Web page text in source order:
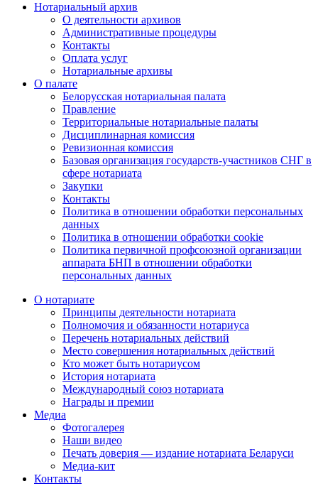
Нотариальный архив
О деятельности архивов
Административные процедуры
Контакты
Оплата услуг
Нотариальные архивы
О палате
Белорусская нотариальная палата
Правление
Территориальные нотариальные палаты
Дисциплинарная комиссия
Ревизионная комиссия
Базовая организация государств-участников СНГ в
сфере нотариата
Закупки
Контакты
Политика в отношении обработки персональных
данных
Политика в отношении обработки cookie
Политика первичной профсоюзной организации
аппарата БНП в отношении обработки
персональных данных
О нотариате
Принципы деятельности нотариата
Полномочия и обязанности нотариуса
Перечень нотариальных действий
Место совершения нотариальных действий
Кто может быть нотариусом
История нотариата
Международный союз нотариата
Награды и премии
Медиа
Фотогалерея
Наши видео
Печать доверия — издание нотариата Беларуси
Медиа-кит
Контакты